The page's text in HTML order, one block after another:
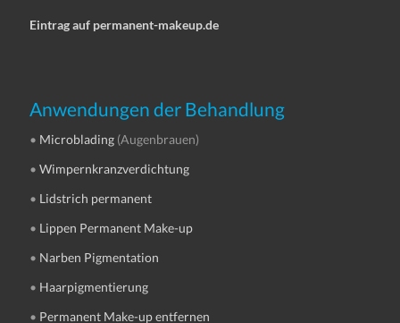
Eintrag auf permanent-makeup.de
Anwendungen der Behandlung
• Microblading (Augenbrauen)
•Wimpernkranzverdichtung
• Lidstrich permanent
• Lippen Permanent Make-up
• Narben Pigmentation
• Haarpigmentierung
• Permanent Make-up entfernen